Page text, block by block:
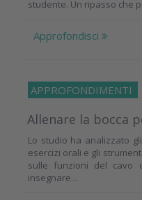
studente. Un ripasso che
Approfondisci
APPROFONDIMENTI
Allenare la bocca
Lo studio ha analizzato
esercizi orali e gli
sulle funzioni del cavo
insegnare...